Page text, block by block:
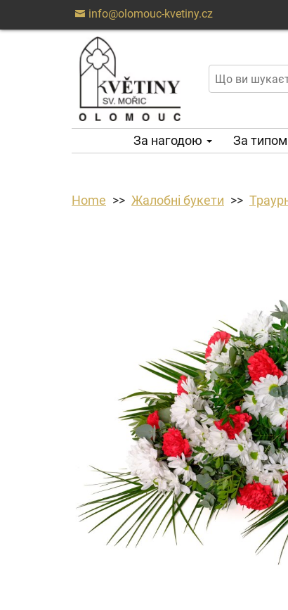
info@olomouc-kvetiny.cz
За нагодою За типом
Home Жалобні букети